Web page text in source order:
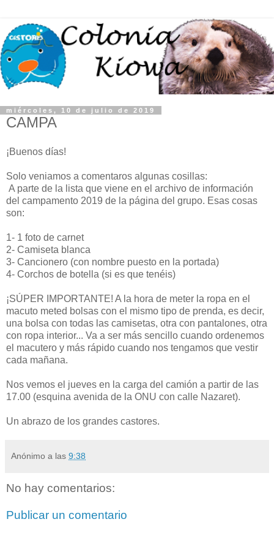
miércoles, 10 de julio de 2019
CAMPA
¡Buenos días!
Solo veniamos a comentaros algunas cosillas:
A parte de la lista que viene en el archivo de información
del campamento 2019 de la página del grupo. Esas cosas
son:
1- 1 foto de carnet
2- Camiseta blanca
3- Cancionero (con nombre puesto en la portada)
4- Corchos de botella (si es que tenéis)
¡SÚPER IMPORTANTE! A la hora de meter la ropa en el
macuto meted bolsas con el mismo tipo de prenda, es decir,
una bolsa con todas las camisetas, otra con pantalones, otra
con ropa interior... Va a ser más sencillo cuando ordenemos
el macutero y más rápido cuando nos tengamos que vestir
cada mañana.
Nos vemos el jueves en la carga del camión a partir de las
17.00 (esquina avenida de la ONU con calle Nazaret).
Un abrazo de los grandes castores.
Anónimo a las 9:38
No hay comentarios:
Publicar un comentario